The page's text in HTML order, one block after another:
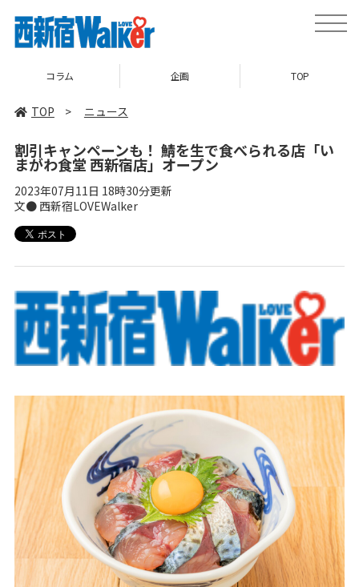
toggle
コラム 企画 TOP
TOP > ニュース
割引キャンペーンも！ 鯖を生で食べられる店「い
まがわ食堂 西新宿店」オープン
2023年07月11日 18時30分更新
文● 西新宿LOVEWalker